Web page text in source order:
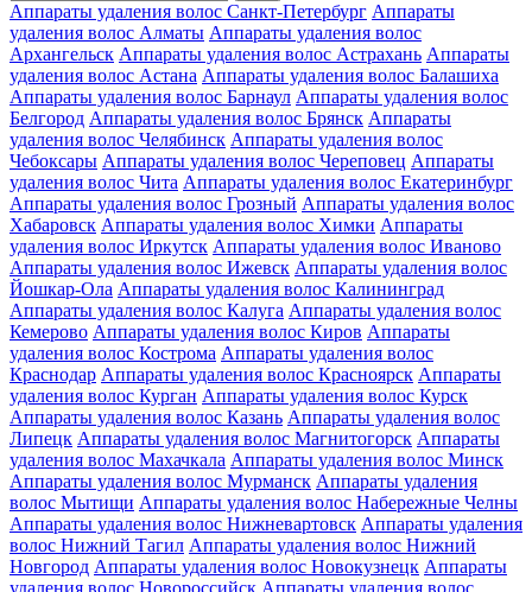
Аппараты удаления волос Санкт-Петербург Аппараты
удаления волос Алматы Аппараты удаления волос
Архангельск Аппараты удаления волос Астрахань Аппараты
удаления волос Астана Аппараты удаления волос Балашиха
Аппараты удаления волос Барнаул Аппараты удаления волос
Белгород Аппараты удаления волос Брянск Аппараты
удаления волос Челябинск Аппараты удаления волос
Чебоксары Аппараты удаления волос Череповец Аппараты
удаления волос Чита Аппараты удаления волос Екатеринбург
Аппараты удаления волос Грозный Аппараты удаления волос
Хабаровск Аппараты удаления волос Химки Аппараты
удаления волос Иркутск Аппараты удаления волос Иваново
Аппараты удаления волос Ижевск Аппараты удаления волос
Йошкар-Ола Аппараты удаления волос Калининград
Аппараты удаления волос Калуга Аппараты удаления волос
Кемерово Аппараты удаления волос Киров Аппараты
удаления волос Кострома Аппараты удаления волос
Краснодар Аппараты удаления волос Красноярск Аппараты
удаления волос Курган Аппараты удаления волос Курск
Аппараты удаления волос Казань Аппараты удаления волос
Липецк Аппараты удаления волос Магнитогорск Аппараты
удаления волос Махачкала Аппараты удаления волос Минск
Аппараты удаления волос Мурманск Аппараты удаления
волос Мытищи Аппараты удаления волос Набережные Челны
Аппараты удаления волос Нижневартовск Аппараты удаления
волос Нижний Тагил Аппараты удаления волос Нижний
Новгород Аппараты удаления волос Новокузнецк Аппараты